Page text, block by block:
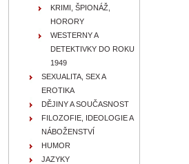
KRIMI, ŠPIONÁŽ,
HORORY
WESTERNY A
DETEKTIVKY DO ROKU
1949
SEXUALITA, SEX A
EROTIKA
DĚJINY A SOUČASNOST
FILOZOFIE, IDEOLOGIE A
NÁBOŽENSTVÍ
HUMOR
JAZYKY